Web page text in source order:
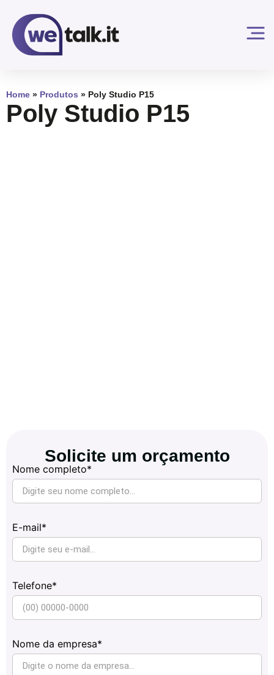
Home » Produtos » Poly Studio P15
Poly Studio P15
Solicite um orçamento
Nome completo*
E-mail*
Telefone*
Nome da empresa*